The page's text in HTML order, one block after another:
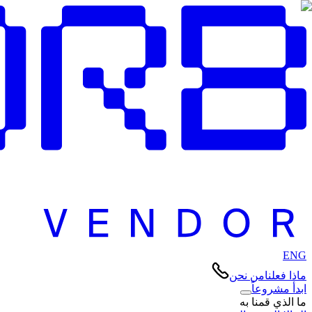
ENG
ماذا فعلنامن نحن
ابدأ مشروعاً
ما الذي قمنا به